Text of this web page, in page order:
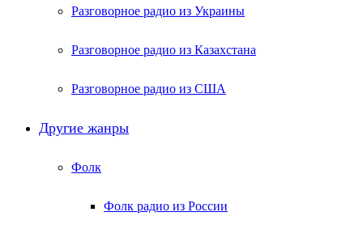
Разговорное радио из Украины
Разговорное радио из Казахстана
Разговорное радио из США
Другие жанры
Фолк
Фолк радио из России